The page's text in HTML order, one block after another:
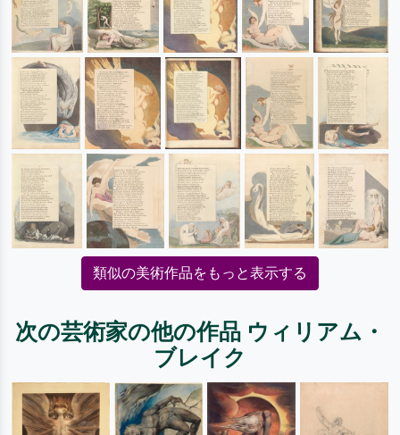
類似の美術作品をもっと表示する
次の芸術家の他の作品 ウィリアム・
ブレイク